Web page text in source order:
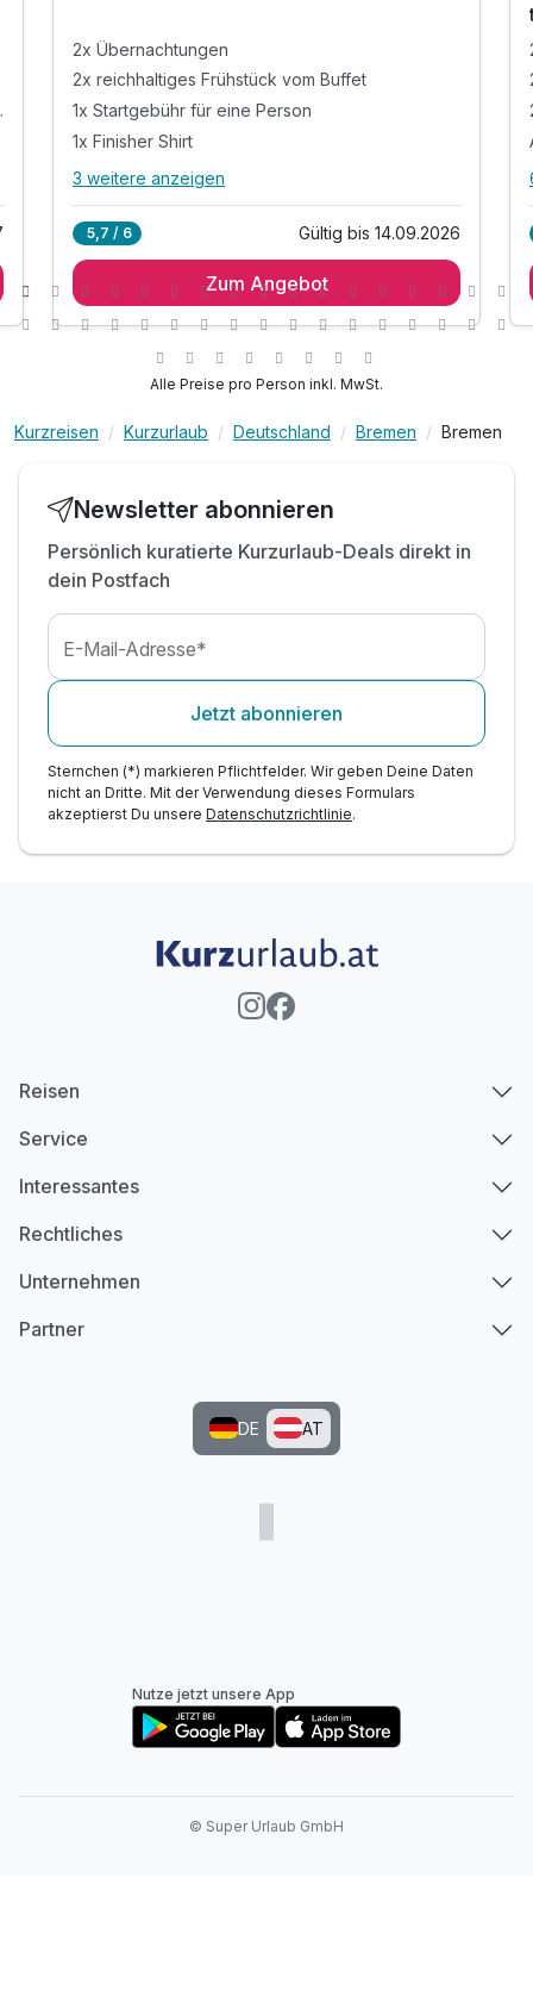
Suite Deluxe
2 Erwachsene
Ausstattung
Für 5 Tage 671,00 €
60 Min
2x Übernachtungen
2x reichhaltiges Frühstück vom Buffet
1x Startgebühr für eine Person
1x Finisher Shirt
Alle Inklusivleistungen
2x reichhaltiges Frühstück vom Buffet
1x Startgebühr für eine Person
Unterlagen für den Marathon auf dem Zimmer
1x 0,25 l Flasche Wasser auf dem Zimmer
3 weitere anzeigen
5,7 / 6 Gültig bis 14.09.2026
Zum Angebot
Alle Preise pro Person inkl. MwSt.
Kurzreisen Kurzurlaub Deutschland Bremen Bremen
Newsletter abonnieren
Persönlich kuratierte Kurzurlaub-Deals direkt in
dein Postfach
E-Mail-Adresse*
Jetzt abonnieren
Sternchen (*) markieren Pflichtfelder. Wir geben Deine Daten
nicht an Dritte. Mit der Verwendung dieses Formulars
akzeptierst Du unsere Datenschutzrichtlinie.
Reisen
Service
Interessantes
Rechtliches
Unternehmen
Partner
DE AT
Nutze jetzt unsere App
© Super Urlaub GmbH